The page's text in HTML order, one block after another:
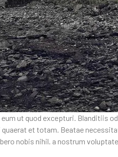
ut quod excepturi. Blanditiis
et totam. Beatae
nobis nihil. a nostrum voluptate